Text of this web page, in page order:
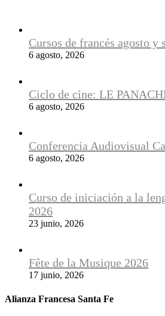
Cursos de francés agosto y
6 agosto, 2026
Ciclo de cine: LE
6 agosto, 2026
Conferencia Audiovisual
6 agosto, 2026
Curso de iniciación a la
2026
23 junio, 2026
Fête de la Musique 2026
17 junio, 2026
Alianza Francesa Santa Fe